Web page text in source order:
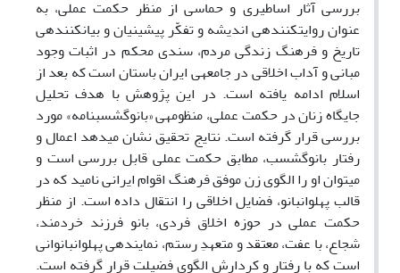
بررسی آثار اساطیری و حماسی از منظر حکمت عملی، به
عنوان روایت­کننده­ی اندیشه و تفکّر پیشینیان و بیان­کننده­ی
تاریخ و فرهنگ زندگی مردم، سندی محکم در اثبات وجود
مبانی و آداب اخلاقی در جامعه­ی ایران باستان است که بعد از
اسلام ادامه یافته است. در این پژوهش با هدف تحلیل
جایگاه زنان در حکمت عملی، منظومه­ی «بانوگشسب­نامه» مورد
بررسی قرار گرفته است. نتایج تحقیق نشان می­دهد اعمال و
رفتار بانوگشسب، مطابق حکمت عملی قابل بررسی است و
می­توان او را الگوی زن موفق فرهنگ اقوام ایرانی نامید که در
قالب پهلوان­بانو، فضایل اخلاقی را انتقال داده است. از منظر
حکمت عملی در حوزه اخلاق فردی، بانو فرزند خردمند،
شجاع، با عفت، معتقد و متعهدِ رستم، نماینده­ی پهلوان­بانوانی
است که با رفتار و کردارش الگوی فضیلت قرار گرفته است.